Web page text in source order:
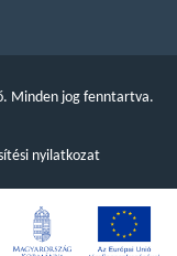
Minden jog fenntartva.
nyilatkozat